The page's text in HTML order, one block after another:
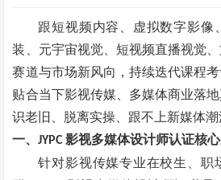
跟短视频内容、虚拟数字影像
装、元宇宙视觉、短视频直播视觉
赛道与市场新风向，持续迭代课程
贴合当下影视传媒、多媒体商业落
识老旧、脱离实操、跟不上新媒体潮
一、JYPC影视多媒体设计师认证核
针对影视传媒专业在校生、职